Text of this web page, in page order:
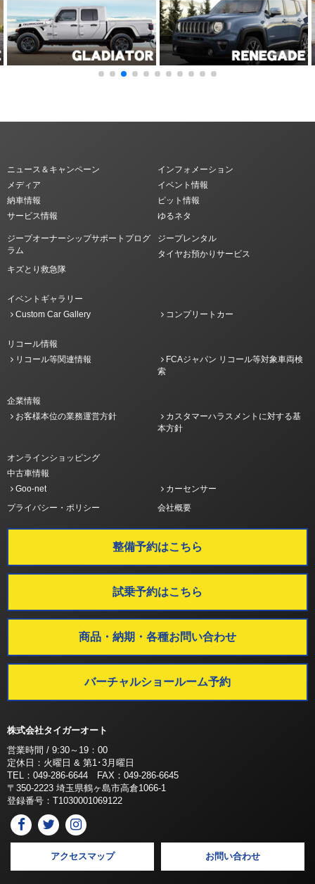
ニュース＆キャンペーン
インフォメーション
メディア
イベント情報
納車情報
ピット情報
サービス情報
ゆるネタ
ジープオーナーシップサポートプログ
ラム
ジープレンタル
タイヤお預かりサービス
キズとり救急隊
イベントギャラリー
Custom Car Gallery
コンプリートカー
リコール情報
リコール等関連情報
FCAジャパン リコール等対象車両検
索
企業情報
お客様本位の業務運営方針
カスタマーハラスメントに対する基
本方針
オンラインショッピング
中古車情報
Goo-net
カーセンサー
プライバシー・ポリシー
会社概要
整備予約はこちら
試乗予約はこちら
商品・納期・各種お問い合わせ
バーチャルショールーム予約
株式会社タイガーオート
営業時間 / 9:30～19：00
定休日：火曜日 & 第1･3月曜日
TEL：049-286-6644 FAX：049-286-6645
〒350-2223 埼玉県鶴ヶ島市高倉1066-1
登録番号：T1030001069122
アクセスマップ お問い合わせ